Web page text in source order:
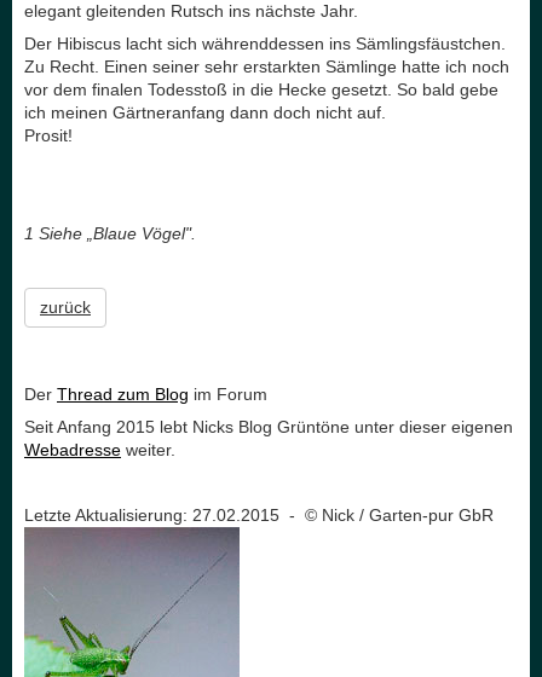
elegant gleitenden Rutsch ins nächste Jahr.
Der Hibiscus lacht sich währenddessen ins Sämlingsfäustchen.
Zu Recht. Einen seiner sehr erstarkten Sämlinge hatte ich noch
vor dem finalen Todesstoß in die Hecke gesetzt. So bald gebe
ich meinen Gärtneranfang dann doch nicht auf.
Prosit!
1 Siehe „Blaue Vögel".
zurück
Der Thread zum Blog im Forum
Seit Anfang 2015 lebt Nicks Blog Grüntöne unter dieser eigenen
Webadresse weiter.
Letzte Aktualisierung: 27.02.2015 - © Nick / Garten-pur GbR